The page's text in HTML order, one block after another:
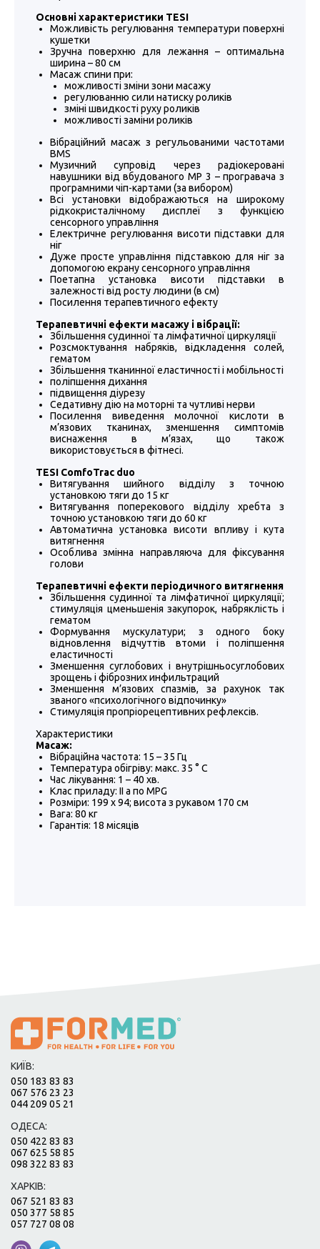
Основні характеристики TESI
Можливість регулювання температури поверхні
кушетки
Зручна поверхню для лежання – оптимальна
ширина – 80 см
Масаж спини при:
можливості зміни зони масажу
регулюванню сили натиску роликів
зміні швидкості руху роликів
можливості заміни роликів
Вібраційний масаж з регульованими частотами
BMS
Музичний супровід через радіокеровані
навушники від вбудованого MP 3 – програвача з
програмними чіп-картами (за вибором)
Всі установки відображаються на широкому
рідкокристалічному дисплеї з функцією
сенсорного управління
Електричне регулювання висоти підставки для
ніг
Дуже просте управління підставкою для ніг за
допомогою екрану сенсорного управління
Поетапна установка висоти підставки в
залежності від росту людини (в см)
Посилення терапевтичного ефекту
Терапевтичні ефекти масажу і вібрації:
Збільшення судинної та лімфатичної циркуляції
Розсмоктування набряків, відкладення солей,
гематом
Збільшення тканинної еластичності і мобільності
поліпшення дихання
підвищення діурезу
Седативну дію на моторні та чутливі нерви
Посилення виведення молочної кислоти в
м’язових тканинах, зменшення симптомів
виснаження в м’язах, що також
використовується в фітнесі.
TESI ComfoTrac duo
Витягування шийного відділу з точною
установкою тяги до 15 кг
Витягування поперекового відділу хребта з
точною установкою тяги до 60 кг
Автоматична установка висоти впливу і кута
витягнення
Особлива змінна направляюча для фіксування
голови
Терапевтичні ефекти періодичного витягнення
Збільшення судинної та лімфатичної циркуляції;
стимуляція цменьшенія закупорок, набряклість і
гематом
Формування мускулатури; з одного боку
відновлення відчуттів втоми і поліпшення
еластичності
Зменшення суглобових і внутрішньосуглобових
зрощень і фіброзних инфильтраций
Зменшення м’язових спазмів, за рахунок так
званого «психологічного відпочинку»
Стимуляція пропріорецептивних рефлексів.
Характеристики
Масаж:
Вібраційна частота: 15 – 35 Гц
Температура обігріву: макс. 35 ° C
Час лікування: 1 – 40 хв.
Клас приладу: II а по MPG
Розміри: 199 х 94; висота з рукавом 170 см
Вага: 80 кг
Гарантія: 18 місяців
КИЇВ:
050 183 83 83
067 576 23 23
044 209 05 21
ОДЕСА:
050 422 83 83
067 625 58 85
098 322 83 83
ХАРКІВ:
067 521 83 83
050 377 58 85
057 727 08 08